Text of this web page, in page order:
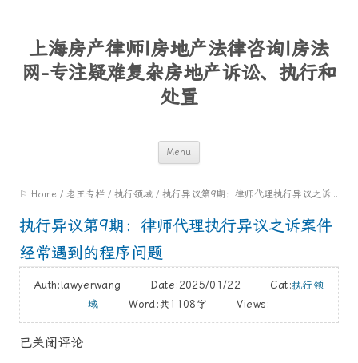
上海房产律师|房地产法律咨询|房法
网-专注疑难复杂房地产诉讼、执行和
处置
Menu
content
⚐ Home / 老王专栏 / 执行领域 / 执行异议第9期：律师代理执行异议之诉案件经常遇到的程序问题
执行异议第9期：律师代理执行异议之诉案件
经常遇到的程序问题
Auth:lawyerwang Date:2025/01/22 Cat:执行领
域 Word:共1108字 Views:
已关闭评论